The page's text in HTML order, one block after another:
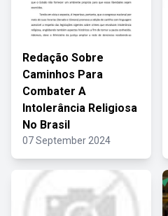
Redação Sobre
Caminhos Para
Combater A
Intolerância Religiosa
No Brasil
07 September 2024